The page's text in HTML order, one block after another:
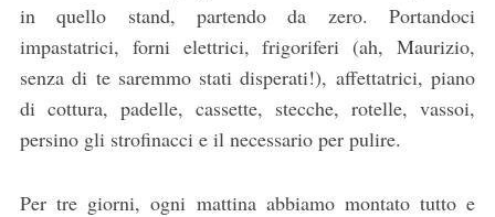
in quello stand, partendo da zero. Portandoci
impastatrici, forni elettrici, frigoriferi (ah, Maurizio,
senza di te saremmo stati disperati!), affettatrici, piano
di cottura, padelle, cassette, stecche, rotelle, vassoi,
persino gli strofinacci e il necessario per pulire.
Per tre giorni, ogni mattina abbiamo montato tutto e